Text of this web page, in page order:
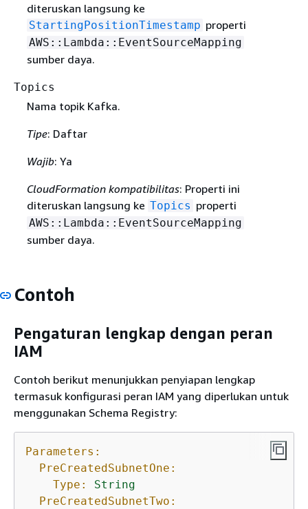
diteruskan langsung ke
StartingPositionTimestamp properti
AWS::Lambda::EventSourceMapping
sumber daya.
Topics
Nama topik Kafka.
Tipe: Daftar
Wajib: Ya
CloudFormation kompatibilitas: Properti ini
diteruskan langsung ke Topics properti
AWS::Lambda::EventSourceMapping
sumber daya.
Contoh
Pengaturan lengkap dengan peran
IAM
Contoh berikut menunjukkan penyiapan lengkap
termasuk konfigurasi peran IAM yang diperlukan untuk
menggunakan Schema Registry:
Parameters:
PreCreatedSubnetOne:
Type:
String
PreCreatedSubnetTwo: